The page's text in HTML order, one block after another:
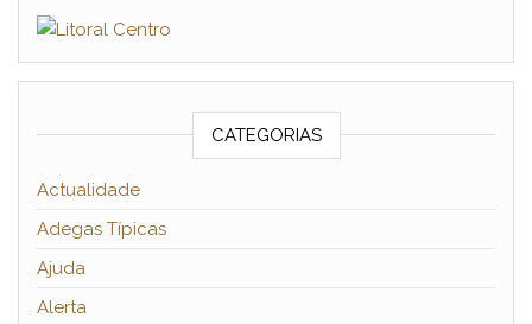
CATEGORIAS
Actualidade
Adegas Típicas
Ajuda
Alerta